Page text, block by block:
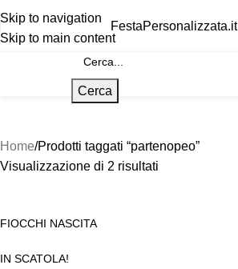
Skip to navigation
Skip to main content
FestaPersonalizzata.it
Cerca
Home Prodotti taggati “partenopeo”
Visualizzazione di 2 risultati
FIOCCHI NASCITA
IN SCATOLA!